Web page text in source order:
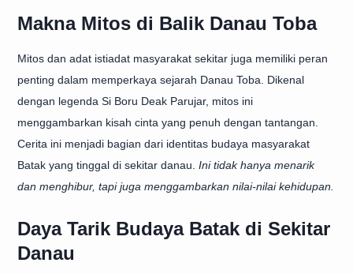
Makna Mitos di Balik Danau Toba
Mitos dan adat istiadat masyarakat sekitar juga memiliki peran
penting dalam memperkaya sejarah Danau Toba. Dikenal
dengan legenda Si Boru Deak Parujar, mitos ini
menggambarkan kisah cinta yang penuh dengan tantangan.
Cerita ini menjadi bagian dari identitas budaya masyarakat
Batak yang tinggal di sekitar danau. Ini tidak hanya menarik
dan menghibur, tapi juga menggambarkan nilai-nilai kehidupan.
Daya Tarik Budaya Batak di Sekitar
Danau